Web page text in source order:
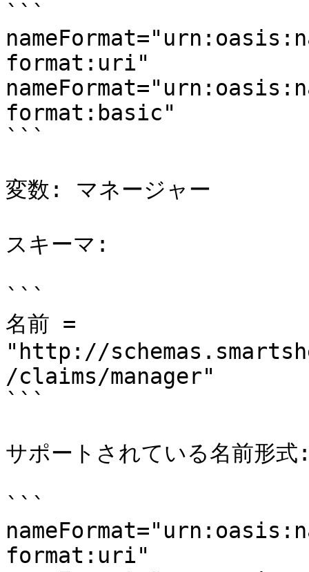
```
format:uri"
format:basic"
```
変数: マネージャー
スキーマ:
```
名前 =
"http://
/claims/manager"
```
サポートされている名前形
```
format:uri"